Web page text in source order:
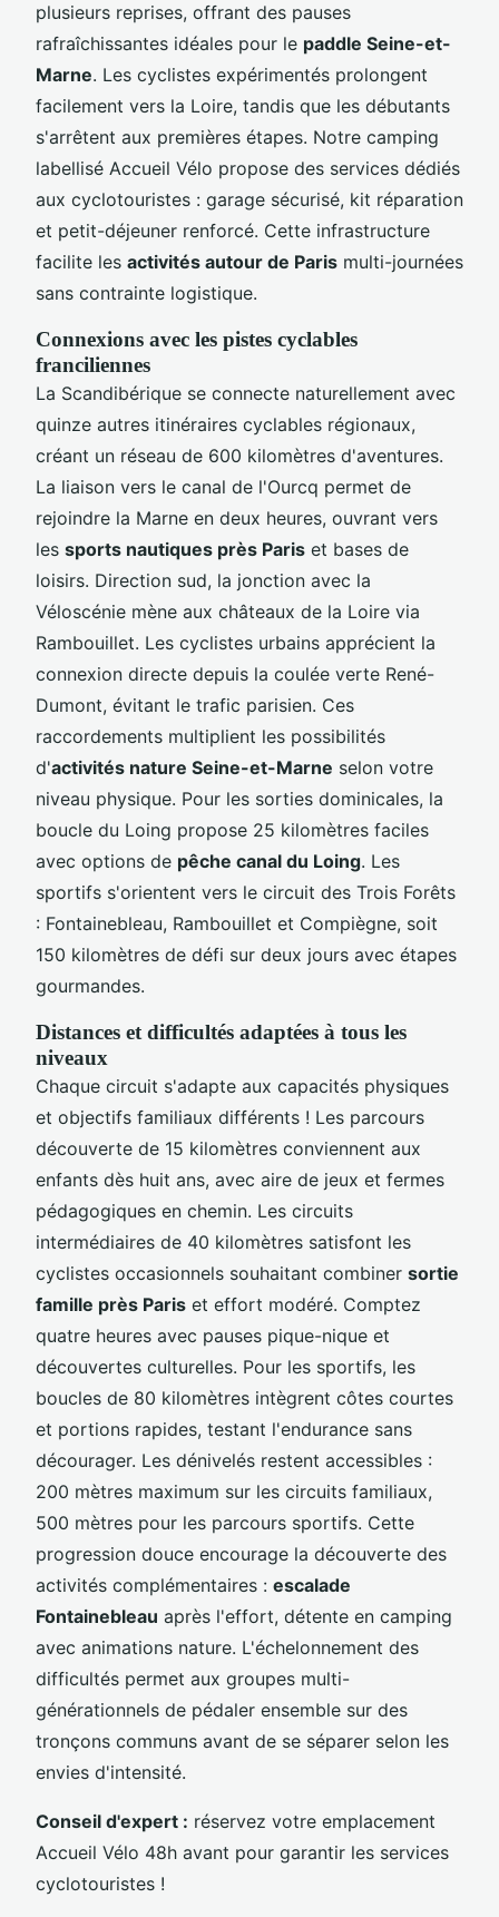
plusieurs reprises, offrant des pauses
rafraîchissantes idéales pour le paddle Seine-et-
Marne. Les cyclistes expérimentés prolongent
facilement vers la Loire, tandis que les débutants
s'arrêtent aux premières étapes. Notre camping
labellisé Accueil Vélo propose des services dédiés
aux cyclotouristes : garage sécurisé, kit réparation
et petit-déjeuner renforcé. Cette infrastructure
facilite les activités autour de Paris multi-journées
sans contrainte logistique.
Connexions avec les pistes cyclables
franciliennes
La Scandibérique se connecte naturellement avec
quinze autres itinéraires cyclables régionaux,
créant un réseau de 600 kilomètres d'aventures.
La liaison vers le canal de l'Ourcq permet de
rejoindre la Marne en deux heures, ouvrant vers
les sports nautiques près Paris et bases de
loisirs. Direction sud, la jonction avec la
Véloscénie mène aux châteaux de la Loire via
Rambouillet. Les cyclistes urbains apprécient la
connexion directe depuis la coulée verte René-
Dumont, évitant le trafic parisien. Ces
raccordements multiplient les possibilités
d'activités nature Seine-et-Marne selon votre
niveau physique. Pour les sorties dominicales, la
boucle du Loing propose 25 kilomètres faciles
avec options de pêche canal du Loing. Les
sportifs s'orientent vers le circuit des Trois Forêts
: Fontainebleau, Rambouillet et Compiègne, soit
150 kilomètres de défi sur deux jours avec étapes
gourmandes.
Distances et difficultés adaptées à tous les
niveaux
Chaque circuit s'adapte aux capacités physiques
et objectifs familiaux différents ! Les parcours
découverte de 15 kilomètres conviennent aux
enfants dès huit ans, avec aire de jeux et fermes
pédagogiques en chemin. Les circuits
intermédiaires de 40 kilomètres satisfont les
cyclistes occasionnels souhaitant combiner sortie
famille près Paris et effort modéré. Comptez
quatre heures avec pauses pique-nique et
découvertes culturelles. Pour les sportifs, les
boucles de 80 kilomètres intègrent côtes courtes
et portions rapides, testant l'endurance sans
décourager. Les dénivelés restent accessibles :
200 mètres maximum sur les circuits familiaux,
500 mètres pour les parcours sportifs. Cette
progression douce encourage la découverte des
activités complémentaires : escalade
Fontainebleau après l'effort, détente en camping
avec animations nature. L'échelonnement des
difficultés permet aux groupes multi-
générationnels de pédaler ensemble sur des
tronçons communs avant de se séparer selon les
envies d'intensité.
Conseil d'expert : réservez votre emplacement
Accueil Vélo 48h avant pour garantir les services
cyclotouristes !